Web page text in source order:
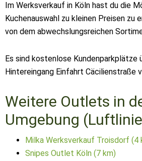
Im Werksverkauf in Köln hast du die
Kuchenauswahl zu kleinen Preisen zu
von dem abwechslungsreichen
Es sind kostenlose Kundenparkplätze
Hintereingang Einfahrt Cäcilienstraße
Weitere Outlets in
Umgebung
Milka Werksverkauf Troisdorf (4
Snipes Outlet Köln (7 km)